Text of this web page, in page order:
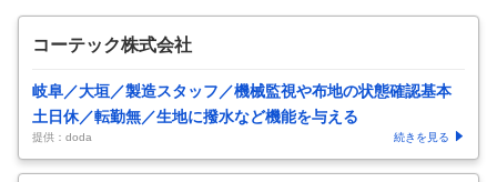
コーテック株式会社
岐阜／大垣／製造スタッフ／機械監視や布地の状態確認基本
土日休／転勤無／生地に撥水など機能を与える
提供：doda 続きを見る